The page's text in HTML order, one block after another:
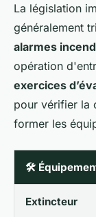
La législation
généralement
alarmes
opération
exercices
pour vérifier la
former les
🛠️
Extincteur